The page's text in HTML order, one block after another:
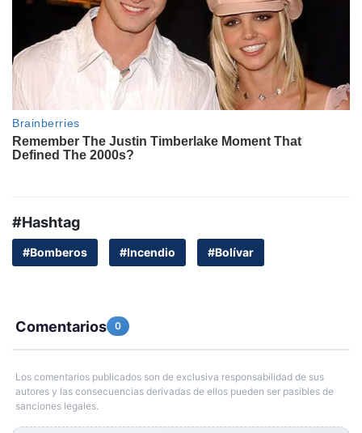
#Hashtag
#Bomberos #Incendio #Bolívar
Comentarios 0
Los comentarios publicados son de exclusiva responsabilidad de sus
autores y las consecuencias derivadas de ellos pueden ser pasibles de
sanciones legales.